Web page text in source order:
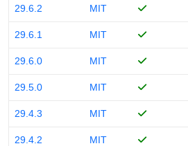
29.6.2 MIT
29.6.1 MIT
29.6.0 MIT
29.5.0 MIT
29.4.3 MIT
29.4.2 MIT